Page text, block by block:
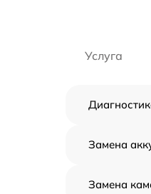
Услуга
Замена
Замена